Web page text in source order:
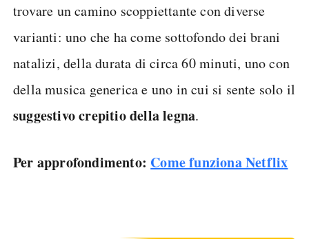
trovare un camino scoppiettante con diverse
varianti: uno che ha come sottofondo dei brani
natalizi, della durata di circa 60 minuti, uno con
della musica generica e uno in cui si sente solo il
suggestivo crepitio della legna.
Per approfondimento: Come funziona Netflix